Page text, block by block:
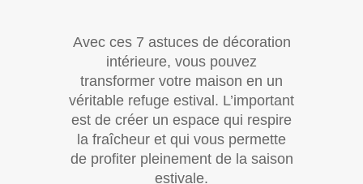
Avec ces 7 astuces de décoration
intérieure, vous pouvez
transformer votre maison en un
véritable refuge estival. L’important
est de créer un espace qui respire
la fraîcheur et qui vous permette
de profiter pleinement de la saison
estivale.